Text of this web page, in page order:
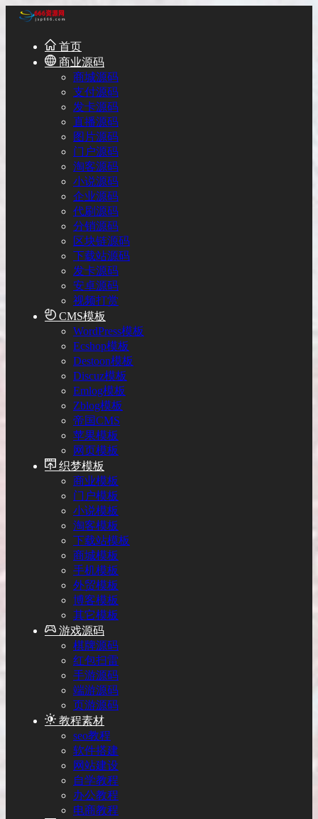
首页
商业源码
商城源码
支付源码
发卡源码
直播源码
图片源码
门户源码
淘客源码
小说源码
企业源码
代刷源码
分销源码
区块链源码
下载站源码
发卡源码
安卓源码
视频打赏
CMS模板
WordPress模板
Ecshop模板
Destoon模板
Discuz模板
Emlog模板
Zblog模板
帝国CMS
苹果模板
网页模板
织梦模板
商业模板
门户模板
小说模板
淘客模板
下载站模板
商城模板
手机模板
外贸模板
博客模板
其它模板
游戏源码
棋牌源码
红包扫雷
手游源码
端游源码
页游源码
教程素材
seo教程
软件搭建
网站建设
自学教程
办公教程
电商教程